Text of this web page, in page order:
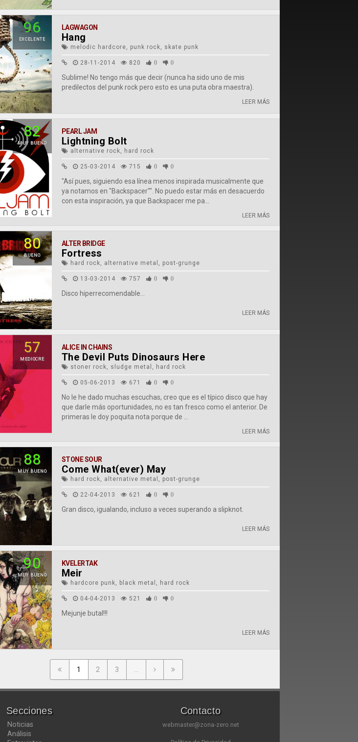
96
EXCELENTE
LAGWAGON
Hang
melodic hardcore, punk rock, skate punk
28-11-2014 820 0 0
Sublime! No tengo más que decir (nunca ha sido uno de mis
predilectos del punk rock pero esto es una puta obra maestra).
LEER MÁS
82
MUY BUENO
PEARL JAM
Lightning Bolt
alternative rock, hard rock
25-03-2014 715 0 0
"Así pues, siguiendo esa línea menos inspirada musicalmente que
ya notamos en "Backspacer"". No puedo estar más en desacuerdo
con esta inspiración, ya que Backspacer me pa...
LEER MÁS
80
BUENO
ALTER BRIDGE
Fortress
hard rock, alternative metal, post-grunge
13-03-2014 757 0 0
Disco hiperrecomendable...
LEER MÁS
57
MEDIOCRE
ALICE IN CHAINS
The Devil Puts Dinosaurs Here
stoner rock, sludge metal, hard rock
05-06-2013 671 0 0
No le he dado muchas escuchas, creo que es el típico disco que hay
que darle más oportunidades, no es tan fresco como el anterior. De
primeras le doy poquita nota porque de ...
LEER MÁS
88
MUY BUENO
STONE SOUR
Come What(ever) May
hard rock, alternative metal, post-grunge
22-04-2013 621 0 0
Gran disco, igualando, incluso a veces superando a slipknot.
LEER MÁS
90
MUY BUENO
KVELERTAK
Meir
hardcore punk, black metal, hard rock
04-04-2013 521 0 0
Mejunje butal!!!
LEER MÁS
1 2 3
Secciones
Noticias
Análisis
Contacto
webmaster@zona-zero.net